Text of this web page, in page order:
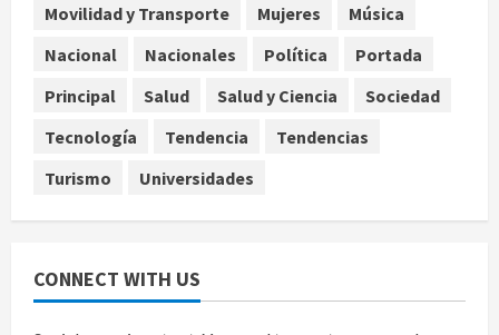
Nacional
Falla en sistema Booster de El
de Tijuana
Movilidad y Transporte
Mujeres
Música
Nacional
Nacionales Política
Portada
Principal
Salud Salud y Ciencia
Sociedad
Tecnología
Tendencia
Tendencias
Turismo
Universidades
CONNECT WITH US